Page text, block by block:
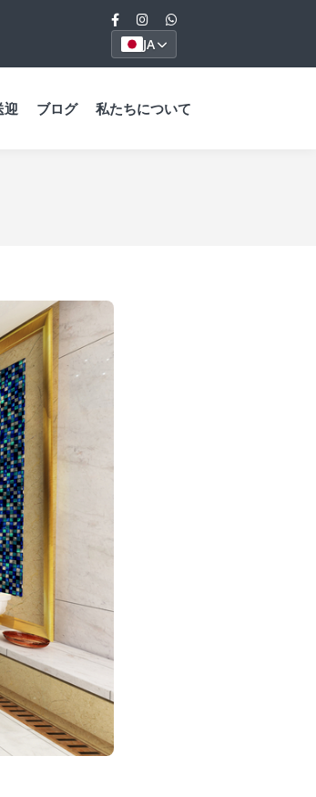
JA
迎 ブログ 私たちについて